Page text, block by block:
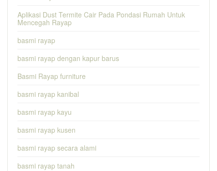
Aplikasi Dust Termite Cair Pada Pondasi Rumah Untuk
Mencegah Rayap
basmi rayap
basmi rayap dengan kapur barus
Basmi Rayap furniture
basmi rayap kanibal
basmi rayap kayu
basmi rayap kusen
basmi rayap secara alami
basmi rayap tanah